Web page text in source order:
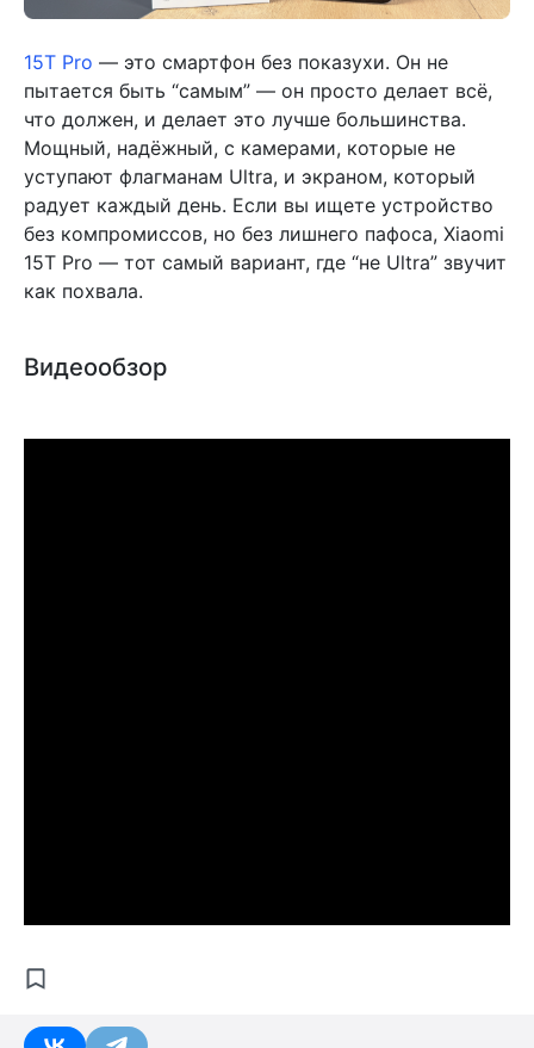
15T Pro — это смартфон без показухи. Он не
пытается быть “самым” — он просто делает всё,
что должен, и делает это лучше большинства.
Мощный, надёжный, с камерами, которые не
уступают флагманам Ultra, и экраном, который
радует каждый день. Если вы ищете устройство
без компромиссов, но без лишнего пафоса, Xiaomi
15T Pro — тот самый вариант, где “не Ultra” звучит
как похвала.
Видеообзор